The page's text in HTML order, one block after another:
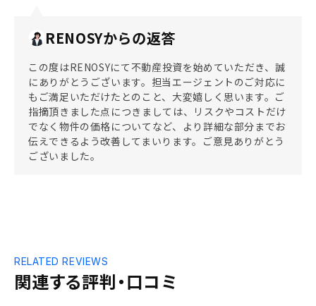
RENOSYからの返答
この度はRENOSYにて不動産投資を始めていただき、誠
にありがとうございます。担当エージェントのご対応に
もご満足いただけたとのこと、大変嬉しく思います。ご
指摘頂きました点につきましては、リスクやコストだけ
でなく物件の価格についてなど、より詳細な部分までお
伝えできるよう改善してまいります。ご意見ありがとう
ございました。
関連する評判・口コミ
RELATED REVIEWS